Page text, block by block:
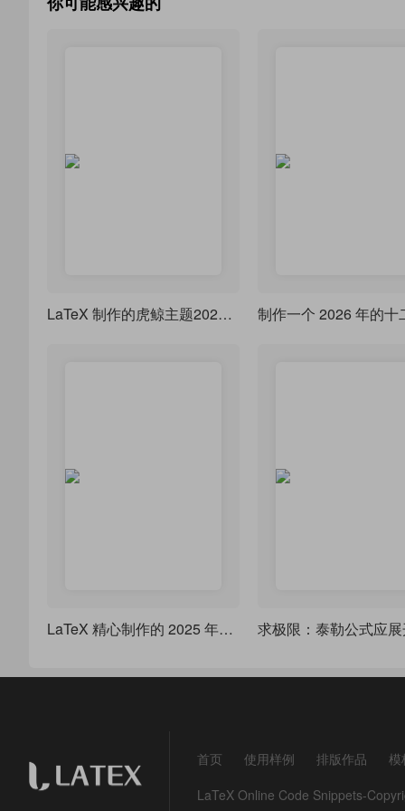
LaTeX 制作的虎鲸主题2026日历
LaTeX 精心制作的 2025 年日历来了，莲枝新品
首页 使用样例 排版作品
LaTeX Online Code Snippets-